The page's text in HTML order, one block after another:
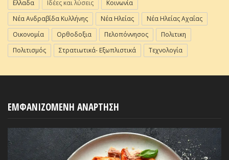
Ελλαδα
Ιδέες και λύσεις
Κοινωνία
Νέα Ανδραβίδα Κυλλήνης
Νέα Ηλείας
Νέα Ηλείας Αχαΐας
Οικονομία
Ορθοδοξια Πελοπόννησος
Πολιτικη
Πολιτισμός
Στρατιωτικά- Εξωπλιστικά Τεχνολογία
ΕΜΦΑΝΙΖΟΜΕΝΗ ΑΝΑΡΤΗΣΗ